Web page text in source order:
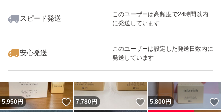
スピード発送
このユーザーは高頻度で24時間以内
に発送しています
安心発送
このユーザーは設定した発送日数内に
発送しています
いいね！
4,050
5,950円 いいね！
7,780円 いいね！
5,800円